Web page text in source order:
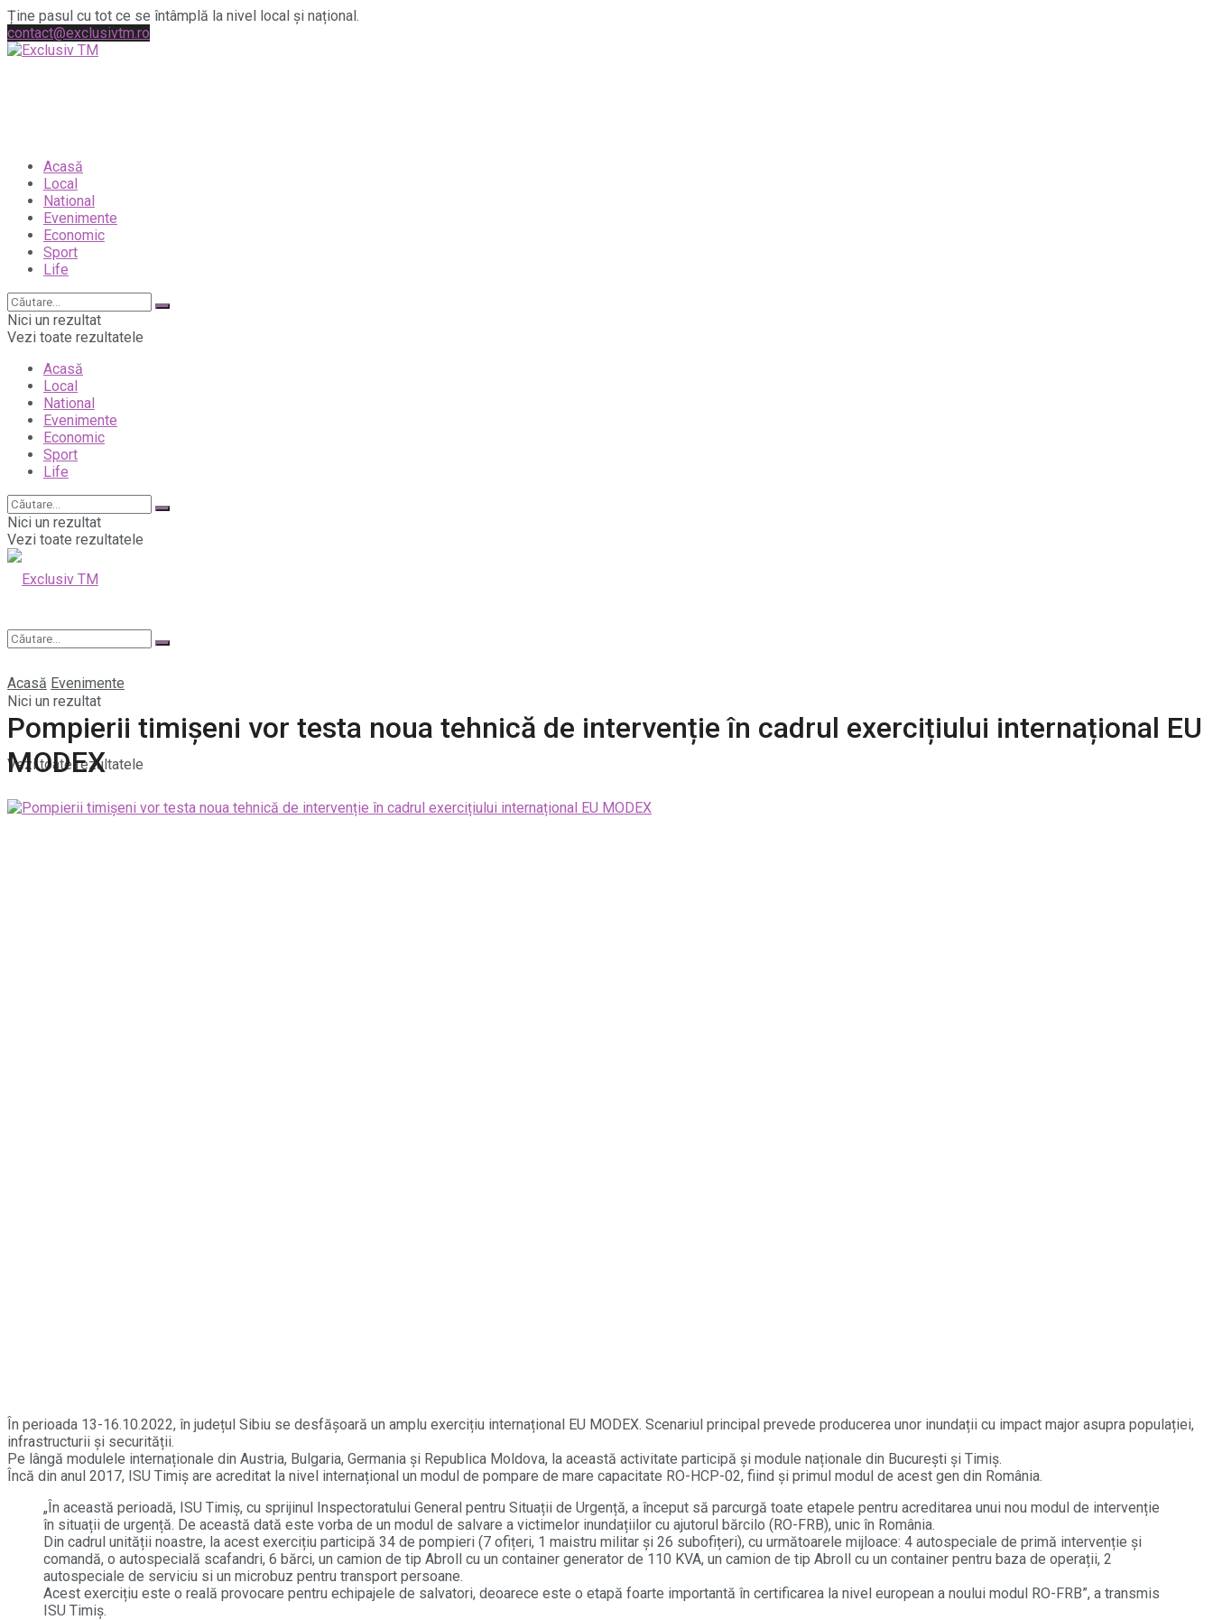
Ține pasul cu tot ce se întâmplă la nivel local și național.
contact@exclusivtm.ro
Acasă
Local
National
Evenimente
Economic
Sport
Life
Nici un rezultat
Vezi toate rezultatele
Acasă
Local
National
Evenimente
Economic
Sport
Life
Nici un rezultat
Vezi toate rezultatele
Nici un rezultat
Vezi toate rezultatele
Acasă Evenimente
Pompierii timișeni vor testa noua tehnică de intervenție în cadrul exercițiului internațional EU
MODEX
În perioada 13-16.10.2022, în județul Sibiu se desfășoară un amplu exercițiu internațional EU MODEX. Scenariul principal prevede producerea unor inundații cu impact major asupra populației,
infrastructurii și securității.
Pe lângă modulele internaționale din Austria, Bulgaria, Germania și Republica Moldova, la această activitate participă și module naționale din București și Timiș.
Încă din anul 2017, ISU Timiș are acreditat la nivel internațional un modul de pompare de mare capacitate RO-HCP-02, fiind și primul modul de acest gen din România.
„În această perioadă, ISU Timiș, cu sprijinul Inspectoratului General pentru Situații de Urgență, a început să parcurgă toate etapele pentru acreditarea unui nou modul de intervenție
în situații de urgență. De această dată este vorba de un modul de salvare a victimelor inundațiilor cu ajutorul bărcilo (RO-FRB), unic în România.
Din cadrul unității noastre, la acest exercițiu participă 34 de pompieri (7 ofițeri, 1 maistru militar și 26 subofițeri), cu următoarele mijloace: 4 autospeciale de primă intervenție și
comandă, o autospecială scafandri, 6 bărci, un camion de tip Abroll cu un container generator de 110 KVA, un camion de tip Abroll cu un container pentru baza de operații, 2
autospeciale de serviciu si un microbuz pentru transport persoane.
Acest exercițiu este o reală provocare pentru echipajele de salvatori, deoarece este o etapă foarte importantă în certificarea la nivel european a noului modul RO-FRB”, a transmis
ISU Timiș.